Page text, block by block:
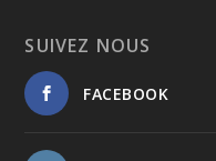
SUIVEZ NOUS
FACEBOOK